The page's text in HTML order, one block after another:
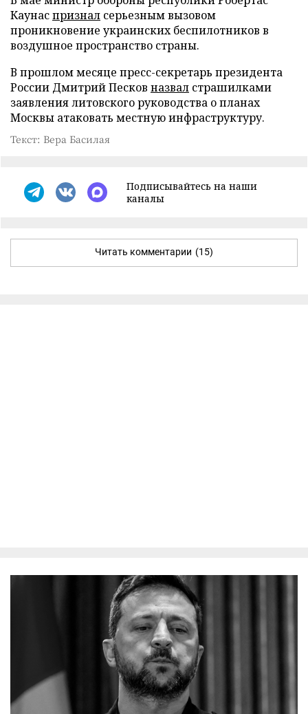
Каунаспризнал серьезным вызовом
проникновение украинских беспилотников в
воздушное пространство страны.
В прошлом месяце пресс-секретарь президента
России Дмитрий Песков назвал страшилками
заявления литовского руководства о планах
Москвы атаковать местную инфраструктуру.
Текст: Вера Басилая
Подписывайтесь на наши
каналы
Читать комментарии (15)